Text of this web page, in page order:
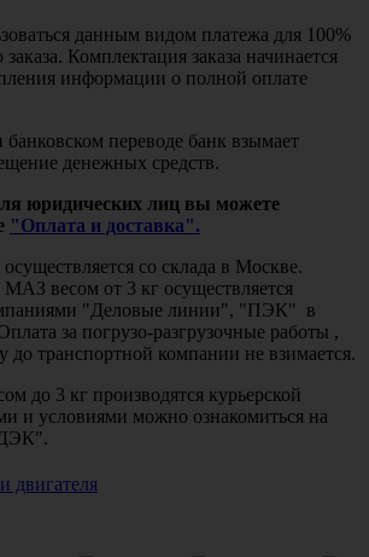
данным видом платежа для 100%
Комплектация заказа начинается
информации о полной оплате
переводе банк взымает
денежных средств.
юридических лиц вы можете
"Оплата и доставка".
осуществляется со склада в Москве.
МАЗ весом от 3 кг осуществляется
"Деловые линии", "ПЭК" в
за погрузо-разгрузочные работы ,
до транспортной компании не взимается.
до 3 кг производятся курьерской
и условиями можно ознакомиться на
двигателя